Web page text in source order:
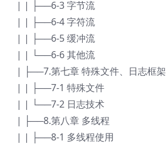
| | ├──6-3 字节流
| | ├──6-4 字符流
| | ├──6-5 缓冲流
| | └──6-6 其他流
| ├──7.第七章 特殊文件、日志框架
| | ├──7-1 特殊文件
| | └──7-2 日志技术
| ├──8.第八章 多线程
| | ├──8-1 多线程使用